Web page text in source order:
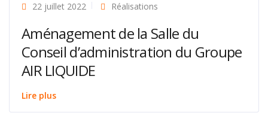
22 juillet 2022 Réalisations
Aménagement de la Salle du
Conseil d’administration du Groupe
AIR LIQUIDE
Lire plus